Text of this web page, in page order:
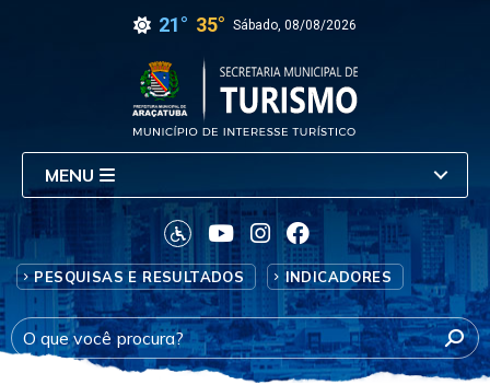
21° 35° Sábado, 08/08/2026
MENU
PESQUISAS E RESULTADOS INDICADORES